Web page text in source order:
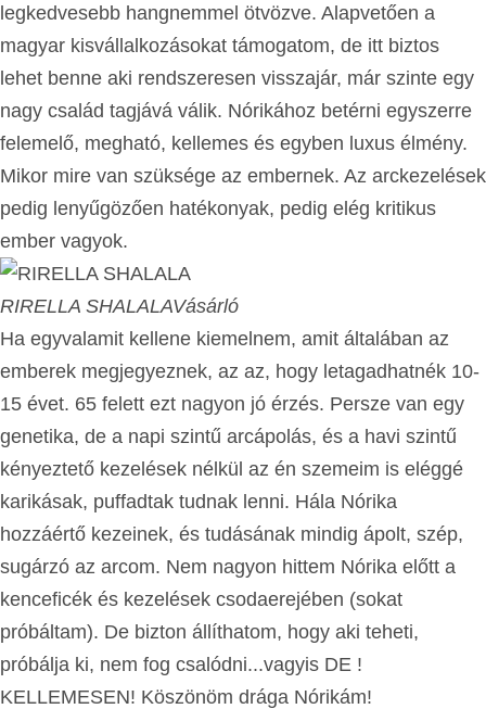
legkedvesebb hangnemmel ötvözve. Alapvetően a
magyar kisvállalkozásokat támogatom, de itt biztos
lehet benne aki rendszeresen visszajár, már szinte egy
nagy család tagjává válik. Nórikához betérni egyszerre
felemelő, megható, kellemes és egyben luxus élmény.
Mikor mire van szüksége az embernek. Az arckezelések
pedig lenyűgözően hatékonyak, pedig elég kritikus
ember vagyok.
RIRELLA SHALALAVásárló
Ha egyvalamit kellene kiemelnem, amit általában az
emberek megjegyeznek, az az, hogy letagadhatnék 10-
15 évet. 65 felett ezt nagyon jó érzés. Persze van egy
genetika, de a napi szintű arcápolás, és a havi szintű
kényeztető kezelések nélkül az én szemeim is eléggé
karikásak, puffadtak tudnak lenni. Hála Nórika
hozzáértő kezeinek, és tudásának mindig ápolt, szép,
sugárzó az arcom. Nem nagyon hittem Nórika előtt a
kenceficék és kezelések csodaerejében (sokat
próbáltam). De bizton állíthatom, hogy aki teheti,
próbálja ki, nem fog csalódni...vagyis DE !
KELLEMESEN! Köszönöm drága Nórikám!